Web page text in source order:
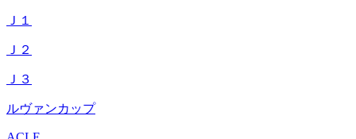
Ｊ１
Ｊ２
Ｊ３
ルヴァンカップ